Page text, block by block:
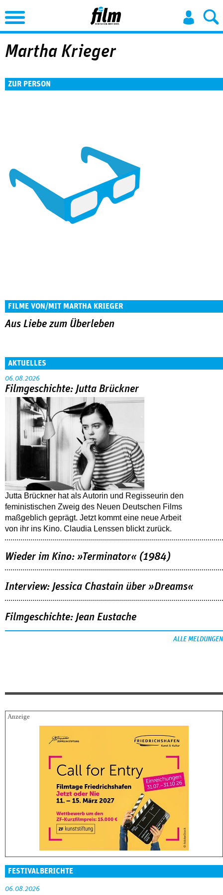
Jump to Navigation
Martha Krieger
ZUR PERSON
FILME VON/MIT MARTHA KRIEGER
Aus Liebe zum Überleben
AKTUELLES
06.08.2026
Filmgeschichte: Jutta Brückner
Jutta Brückner hat als Autorin und Regisseurin den
feministischen Zweig des Neuen Deutschen Films
maßgeblich geprägt. Jetzt kommt eine neue Arbeit
von ihr ins Kino. Claudia Lenssen blickt zurück.
Wieder im Kino: »Terminator« (1984)
Interview: Jessica Chastain über »Dreams«
Filmgeschichte: Jean Eustache
ALLE MELDUNGEN
FESTIVALBERICHTE
06.08.2026